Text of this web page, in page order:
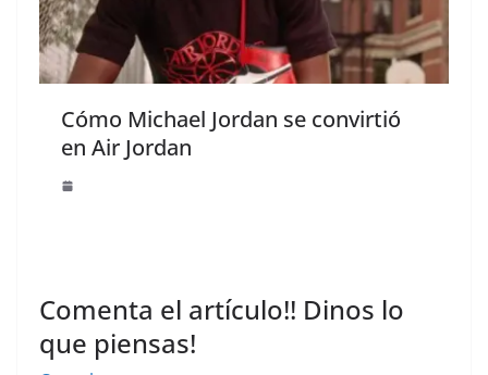
Cómo Michael Jordan se convirtió
en Air Jordan
Comenta el artículo!! Dinos lo
que piensas!